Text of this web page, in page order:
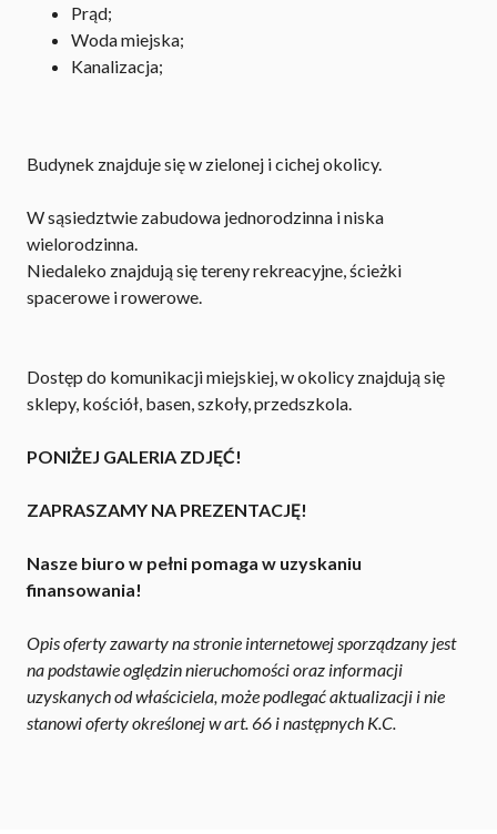
Prąd;
Woda miejska;
Kanalizacja;
Budynek znajduje się w zielonej i cichej okolicy.
W sąsiedztwie zabudowa jednorodzinna i niska
wielorodzinna.
Niedaleko znajdują się tereny rekreacyjne, ścieżki
spacerowe i rowerowe.
Dostęp do komunikacji miejskiej, w okolicy znajdują się
sklepy, kościół, basen, szkoły, przedszkola.
PONIŻEJ GALERIA ZDJĘĆ!
ZAPRASZAMY NA PREZENTACJĘ!
Nasze biuro w pełni pomaga w uzyskaniu
finansowania!
Opis oferty zawarty na stronie internetowej sporządzany jest
na podstawie oględzin nieruchomości oraz informacji
uzyskanych od właściciela, może podlegać aktualizacji i nie
stanowi oferty określonej w art. 66 i następnych K.C.